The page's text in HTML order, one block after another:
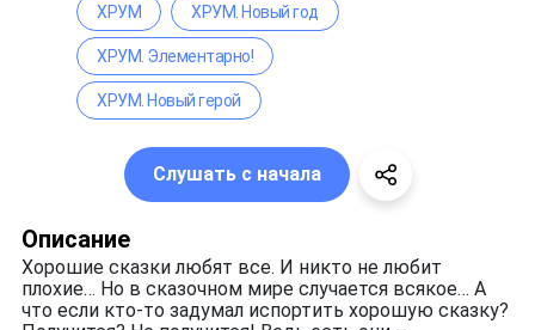
Описание
Хорошие сказки любят все. И никто не любит
плохие… Но в сказочном мире случается всякое… А
что если кто-то задумал испортить хорошую сказку?
ХРУМ ХРУМ. Новый год
ХРУМ. Элементарно!
ХРУМ. Новый герой
Слушать с начала